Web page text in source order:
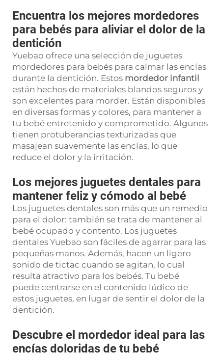
Encuentra los mejores mordedores
para bebés para aliviar el dolor de la
dentición
Yuebao ofrece una selección de juguetes
mordedores para bebés para calmar las encías
durante la dentición. Estos mordedor infantil
están hechos de materiales blandos seguros y
son excelentes para morder. Están disponibles
en diversas formas y colores, para mantener a
tu bebé entretenido y comprometido. Algunos
tienen protuberancias texturizadas que
masajean suavemente las encías, lo que
reduce el dolor y la irritación.
Los mejores juguetes dentales para
mantener feliz y cómodo al bebé
Los juguetes dentales son más que un remedio
para el dolor: también se trata de mantener al
bebé ocupado y contento. Los juguetes
dentales Yuebao son fáciles de agarrar para las
pequeñas manos. Además, hacen un ligero
sonido de tictac cuando se agitan, lo cual
resulta atractivo para los bebés. Tu bebé
puede centrarse en el contenido lúdico de
estos juguetes, en lugar de sentir el dolor de la
dentición.
Descubre el mordedor ideal para las
encías doloridas de tu bebé